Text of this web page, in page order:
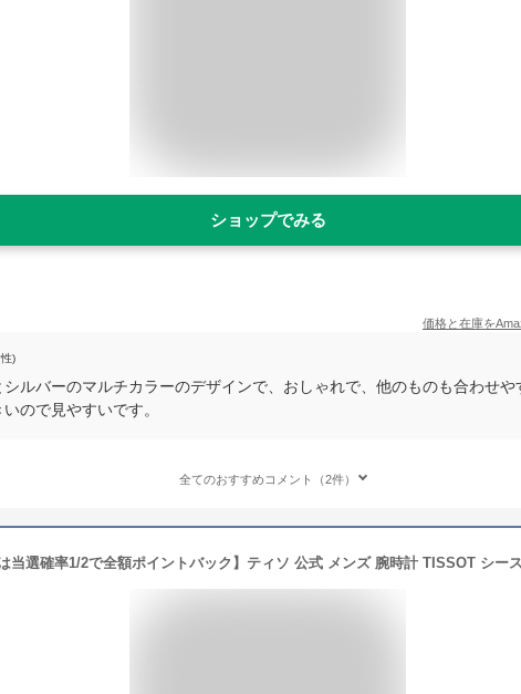
ショップでみる
価格と在庫を
)
シルバーのマルチカラーのデザインで、おしゃれで、他のものも合わせや
ので見やすいです。
全てのおすすめコメント（2件）